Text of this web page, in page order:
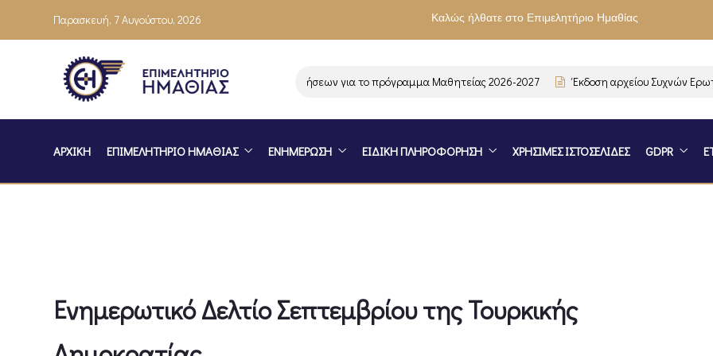
Παρασκευή, 7 Αυγούστου, 2026 Καλώς ήλθατε στο Επιμελητήριο Ημαθίας
Ενημέρωση επιχειρήσεων για το πρόγραμμα Μαθητείας 2026-2027 Έκδοση αρχείου Συχνών
ΑΡΧΙΚΗ ΕΠΙΜΕΛΗΤΗΡΙΟ ΗΜΑΘΙΑΣ ΕΝΗΜΕΡΩΣΗ ΕΙΔΙΚΗ ΠΛΗΡΟΦΟΡΗΣΗ ΧΡΗΣΙΜΕΣ ΙΣΤΟΣΕΛΙΔΕΣ GDPR
Ενημερωτικό Δελτίο Σεπτεμβρίου της Τουρκικής